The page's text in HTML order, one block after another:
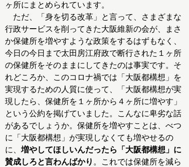
ヶ所にまとめられています。
ただ、「身を切る改革」と言って、さまざまな
行政サービスを削ってきた大阪維新の会が、まさ
か保健所を増やすような政策をするはずもなく、
今日の今日まで太田房江府政で断行された１ヶ所
の保健所をそのままにしてきたのは事実です。そ
れどころか、このコロナ禍では「大阪都構想」を
実現するための人質に使って、「大阪都構想が実
現したら、保健所を１ヶ所から４ヶ所に増やす」
という公約を掲げていました。こんなに卑劣な話
があるでしょうか。保健所を増やすことは、べつ
に「大阪都構想」が実現しなくても増やせるの
に、 増やしてほしいんだったら「大阪都構想」に
賛成しろと言わんばかり 。これでは保健所を減ら